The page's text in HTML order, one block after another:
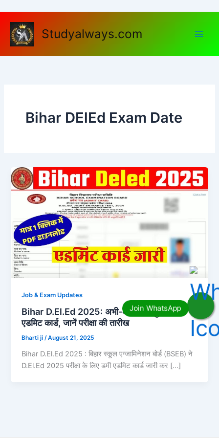
content
Studyalways.com
Bihar DElEd Exam Date
Job & Exam Updates
Bihar D.El.Ed 2025: अभी-अभी जारी हुआ डमी
एडमिट कार्ड, जानें परीक्षा की तारीख
Bharti ji/August 21, 2025
Bihar D.El.Ed 2025 : बिहार स्कूल एग्जामिनेशन बोर्ड (BSEB) ने
D.El.Ed 2025 परीक्षा के लिए डमी एडमिट कार्ड जारी कर […]